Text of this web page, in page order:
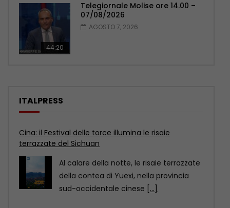
44:20
Telegiornale Molise ore 14.00 –
07/08/2026
AGOSTO 7, 2026
ITALPRESS
Cina: i musei di Baoding raccontano un artigianato
senza tempo
Il distretto di Jingxiu, a Baoding, nella
provincia settentrionale cinese dello
Hebei, propone visite museali